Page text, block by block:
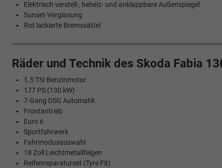
Elektrisch verstell-, beheiz- und anklappbare Außenspiegel
Sunset-Verglasung
Rot lackierte Bremssättel
Räder und Technik des Skoda Fabia
1.5 TSI Benzinmotor
177 PS (130 kW)
7-Gang DSG Automatik
Frontantrieb
Euro 6
Sportfahrwerk
Fahrmodusauswahl
18 Zoll Leichtmetallfelgen
Reifenreparaturset (Tyre Fit)